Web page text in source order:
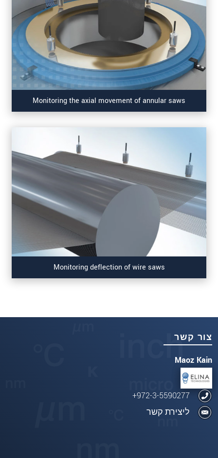
Monitoring the axial movement of annular saws
Monitoring deflection of wire saws
צור קשר
Maoz Kain
972-3-5590277+
ליצירת קשר